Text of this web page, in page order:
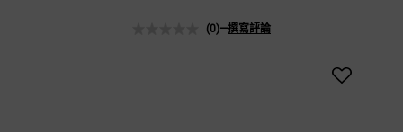
(0)—撰寫評論